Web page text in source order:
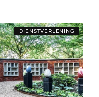
DIENSTVERLENING